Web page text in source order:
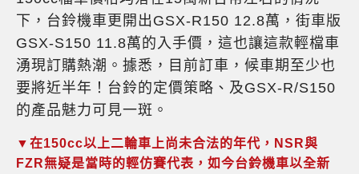
下，台鈴機車更開出GSX-R150 12.8萬，街車版
GSX-S150 11.8萬的入手價，這也讓這款輕檔車
湧現訂購熱潮。據悉，目前訂車，候車期至少也
要將近半年！台鈴的定價策略、及GSX-R/S150
的產品魅力可見一斑。
▼在150cc以上二輪車上尚未合法的年代，NSR與
FZR無疑是當時的輕仿賽代表，如今台鈴機車以全新